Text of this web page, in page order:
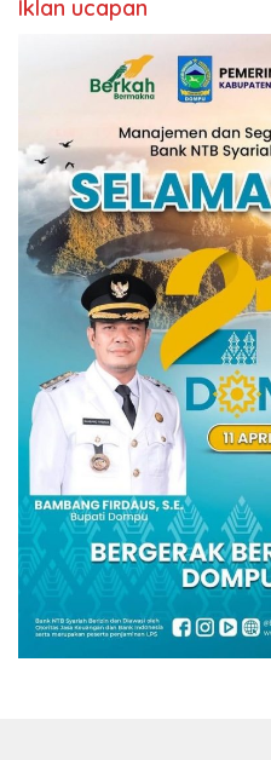
Iklan ucapan